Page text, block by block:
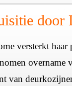
door
versterkt haar
overname
van